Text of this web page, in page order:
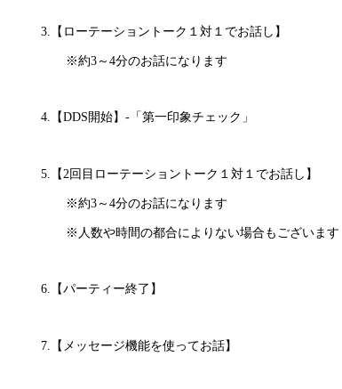
3.【ローテーショントーク１対１でお話し】
※約3～4分のお話になります
4.【DDS開始】-「第一印象チェック」
5.【2回目ローテーショントーク１対１でお話し】
※約3～4分のお話になります
※人数や時間の都合によりない場合もございます
6.【パーティー終了】
7.【メッセージ機能を使ってお話】